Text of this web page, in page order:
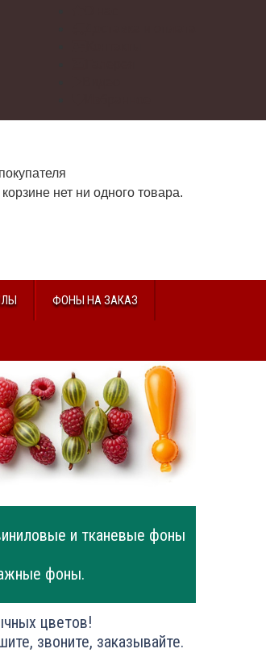
нет ни одного товара.
ФОНЫ НА ЗАКАЗ
и тканевые фоны
фоны.
цветов!
звоните, заказывайте.